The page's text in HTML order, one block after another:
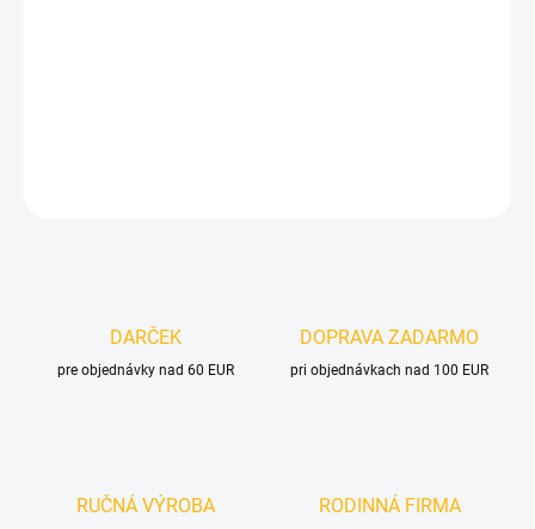
DARČEK
pre objednávky nad 60 EUR
DOPRAVA ZADARMO
pri objednávkach nad 100 EUR
RUČNÁ VÝROBA RODINNÁ FIRMA